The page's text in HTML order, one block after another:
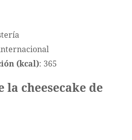
(kcal): 365
la cheesecake de